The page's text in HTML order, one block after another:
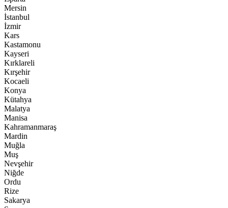
Mersin
İstanbul
İzmir
Kars
Kastamonu
Kayseri
Kırklareli
Kırşehir
Kocaeli
Konya
Kütahya
Malatya
Manisa
Kahramanmaraş
Mardin
Muğla
Muş
Nevşehir
Niğde
Ordu
Rize
Sakarya